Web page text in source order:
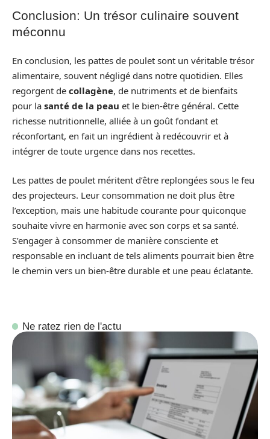
Conclusion: Un trésor culinaire souvent
méconnu
En conclusion, les pattes de poulet sont un véritable trésor
alimentaire, souvent négligé dans notre quotidien. Elles
regorgent de collagène, de nutriments et de bienfaits
pour la santé de la peau et le bien-être général. Cette
richesse nutritionnelle, alliée à un goût fondant et
réconfortant, en fait un ingrédient à redécouvrir et à
intégrer de toute urgence dans nos recettes.
Les pattes de poulet méritent d’être replongées sous le feu
des projecteurs. Leur consommation ne doit plus être
l’exception, mais une habitude courante pour quiconque
souhaite vivre en harmonie avec son corps et sa santé.
S’engager à consommer de manière consciente et
responsable en incluant de tels aliments pourrait bien être
le chemin vers un bien-être durable et une peau éclatante.
Ne ratez rien de l'actu